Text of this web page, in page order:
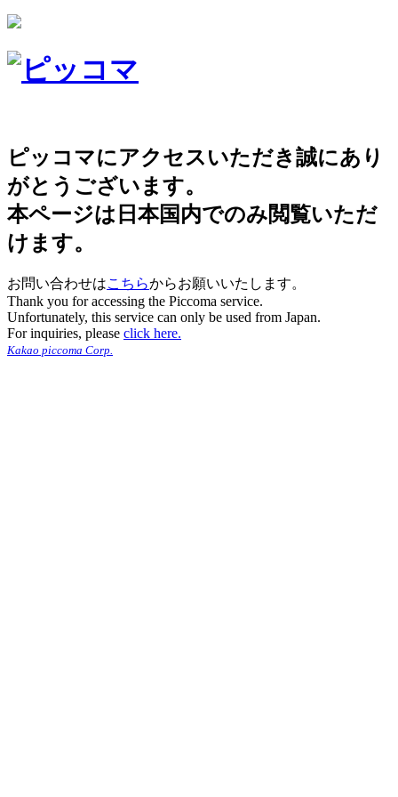
ピッコマにアクセスいただき誠にあり
がとうございます。
本ページは日本国内でのみ閲覧いただ
けます。
お問い合わせはこちらからお願いいたします。
Thank you for accessing the Piccoma service.
Unfortunately, this service can only be used from Japan.
For inquiries, please click here.
Kakao piccoma Corp.